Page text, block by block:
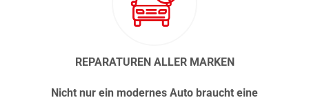
REPARATUREN ALLER MARKEN
Nicht nur ein modernes Auto braucht eine